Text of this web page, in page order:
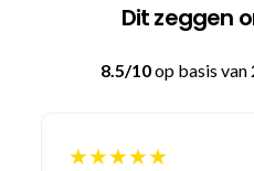
Dit zeggen
8.5/10op basis
★★★★★